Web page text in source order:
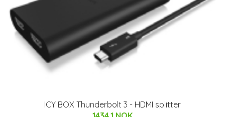
ICY BOX Thunderbolt 3 - HDMI splitter